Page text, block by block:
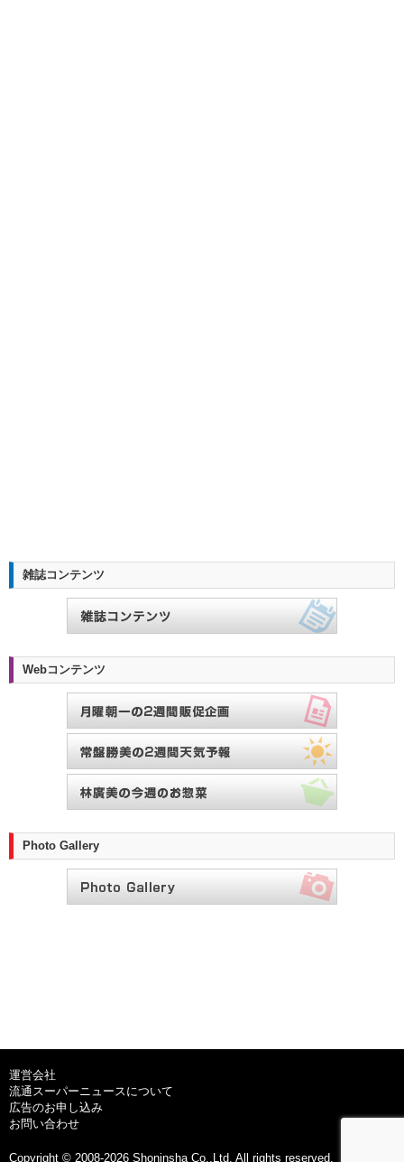
雑誌コンテンツ
Webコンテンツ
Photo Gallery
運営会社
流通スーパーニュースについて
広告のお申し込み
お問い合わせ
Copyright © 2008-2026 Shoninsha Co.,Ltd. All rights reserved.